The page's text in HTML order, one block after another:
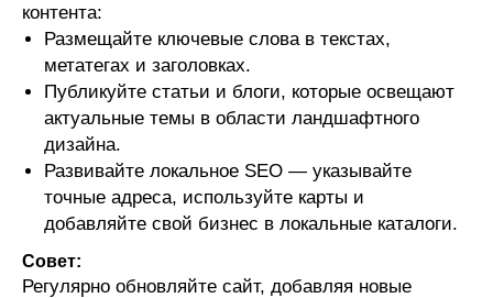
контента:
Размещайте ключевые слова в текстах,
метатегах и заголовках.
Публикуйте статьи и блоги, которые освещают
актуальные темы в области ландшафтного
дизайна.
Развивайте локальное SEO — указывайте
точные адреса, используйте карты и
добавляйте свой бизнес в локальные каталоги.
Совет:
Регулярно обновляйте сайт, добавляя новые